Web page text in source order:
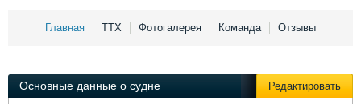
Выставки и семинары
Личности
Галерея флота
Форум
Главная ТТХ Фотогалерея Команда Отзывы
Основные данные о судне Редактировать